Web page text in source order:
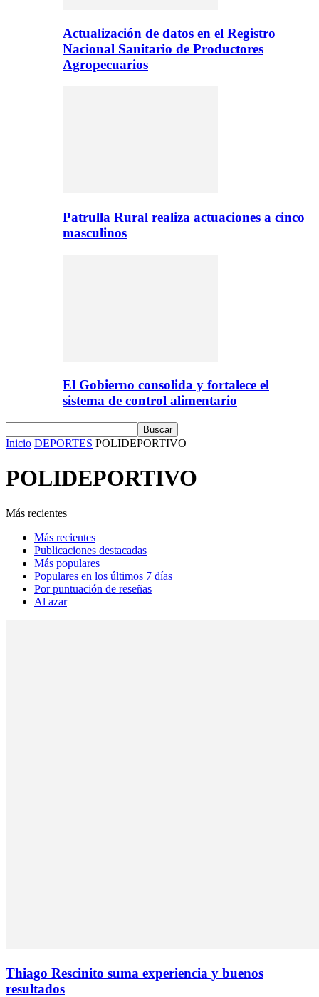
Actualización de datos en el Registro
Nacional Sanitario de Productores
Agropecuarios
Patrulla Rural realiza actuaciones a cinco
masculinos
El Gobierno consolida y fortalece el
sistema de control alimentario
Inicio DEPORTES POLIDEPORTIVO
POLIDEPORTIVO
Más recientes
Más recientes
Publicaciones destacadas
Más populares
Populares en los últimos 7 días
Por puntuación de reseñas
Al azar
Thiago Rescinito suma experiencia y buenos
resultados